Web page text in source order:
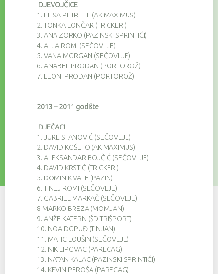
DJEVOJČICE
1. ELISA PETRETTI (AK MAXIMUS)
2. TONKA LONČAR (TRICKERI)
3. ANA ZORKO (PAZINSKI SPRINTIĆI)
4. ALJA ROMI (SEČOVLJE)
5. VANA MORGAN (SEČOVLJE)
6. ANABEL PRODAN (PORTOROŽ)
7. LEONI PRODAN (PORTOROŽ)
2013 – 2011 godište
DJEČACI
1. JURE STANOVIĆ (SEČOVLJE)
2. DAVID KOŠETO (AK MAXIMUS)
3. ALEKSANDAR BOJČIĆ (SEČOVLJE)
4. DAVID KRSTIĆ (TRICKERI)
5. DOMINIK VALE (PAZIN)
6. TINEJ ROMI (SEČOVLJE)
7. GABRIEL MARKAČ (SEČOVLJE)
8 MARKO BREZA (MOMJAN)
9. ANŽE KATERN (ŠD TRIŠPORT)
10. NOA DOPUĐ (TINJAN)
11. MATIC LOUŠIN (SEČOVLJE)
12. NIK LIPOVAC (PARECAG)
13. NATAN KALAC (PAZINSKI SPRINTIĆI)
14. KEVIN PEROŠA (PARECAG)